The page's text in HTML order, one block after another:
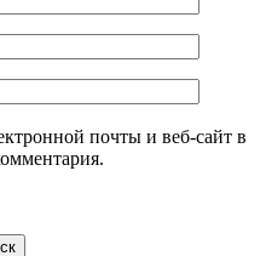
почты и веб-сайт в